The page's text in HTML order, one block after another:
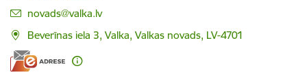
E-pasts:
novads@valka.lv
Beverīnas iela 3, Valka, Valkas novads, LV-4701